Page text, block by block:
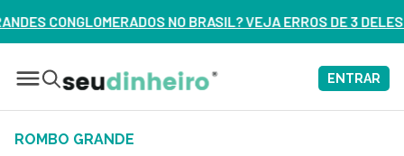
VEJA ERROS DE 3 DELES – ASSISTA AGORA
ENTRAR
ROMBO GRANDE